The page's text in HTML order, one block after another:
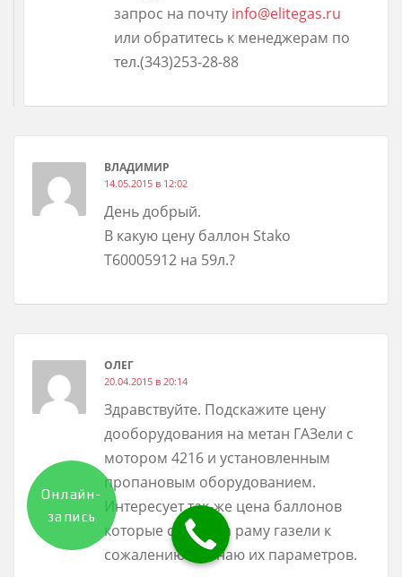
запрос на почту info@elitegas.ru
или обратитесь к менеджерам по
тел.(343)253-28-88
ВЛАДИМИР
14.05.2015 в 12:02
День добрый.
В какую цену баллон Stako
T60005912 на 59л.?
ОЛЕГ
20.04.2015 в 20:14
Здравствуйте. Подскажите цену
дооборудования на метан ГАЗели с
мотором 4216 и установленным
пропановым оборудованием.
Интересует так-же цена баллонов
которые ставят на раму газели к
сожалению не знаю их параметров.
Онлайн-
запись